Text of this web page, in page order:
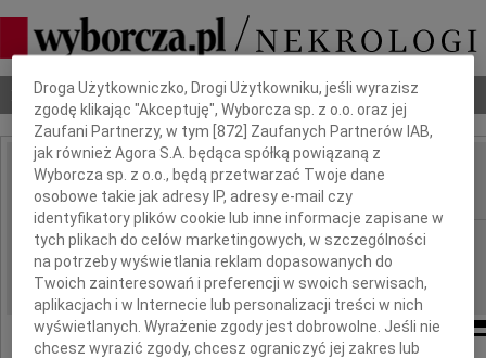
Nekrologi Odeszli Poradnik pogrzebowy
IMIĘ I NAZWISKO: Mirosława Sacewicz
REGION: Zielona Góra
DATA EMISJI: 30.09.2010
Dbamy o Twoją prywatność
Droga Użytkowniczko, Drogi Użytkowniku, jeśli wyrazisz
zgodę klikając "Akceptuję", Wyborcza sp. z o.o. oraz jej
Zaufani Partnerzy, w tym [872 ] Zaufanych Partnerów IAB,
jak również Agora S.A. będąca spółką powiązaną z
Wyborcza sp. z o.o., będą przetwarzać Twoje dane
osobowe takie jak adresy IP, adresy e-mail czy
identyfikatory plików cookie lub inne informacje zapisane w
tych plikach do celów marketingowych, w szczególności
na potrzeby wyświetlania reklam dopasowanych do
Twoich zainteresowań i preferencji w swoich serwisach,
aplikacjach i w Internecie lub personalizacji treści w nich
wyświetlanych. Wyrażenie zgody jest dobrowolne. Jeśli nie
chcesz wyrazić zgody, chcesz ograniczyć jej zakres lub